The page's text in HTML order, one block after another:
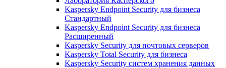
Kaspersky Endpoint Security для бизнеса
Стандартный
Kaspersky Endpoint Security для бизнеса
Расширенный
Kaspersky Security для почтовых серверов
Kaspersky Total Security для бизнеса
Kaspersky Security систем хранения данных